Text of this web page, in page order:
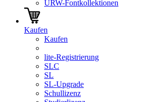
URW-Fontkollektionen
Kaufen
Kaufen
lite-Registrierung
SLC
SL
SL-Upgrade
Schullizenz